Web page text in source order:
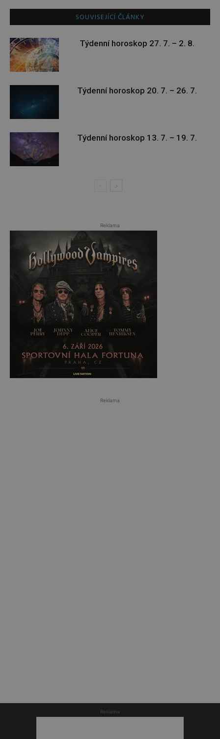
SOUVISEJÍCÍ ČLÁNKY
Týdenní horoskop 27. 7. – 2. 8.
Týdenní horoskop 20. 7. – 26. 7.
Týdenní horoskop 13. 7. – 19. 7.
Reklama
Reklama
Reklama